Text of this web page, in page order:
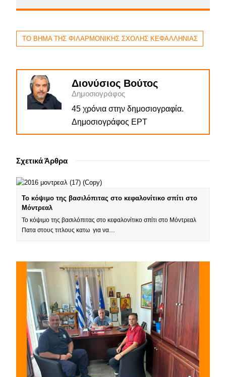
ΤΟ ΒΗΜΑ ΤΗΣ ΦΙΛΑΡΜΟΝΙΚΗΣ ΣΧΟΛΗΣ ΚΕΦΑΛΛΗΝΙΑΣ
Διονύσιος Βούτος
Δημοσιογράφος
45 χρόνια στην δημοσιογραφία.
Δημοσιογράφος ΕΡΤ
Σχετικά Άρθρα
Το κόψιμο της βασιλόπιτας στο κεφαλονίτικο σπίτι στο
Μόντρεαλ
Το κόψιμο της βασιλόπιτας στο κεφαλονίτικο σπίτι στο Μόντρεαλ
Πατα στους τιτλους κατω για να…